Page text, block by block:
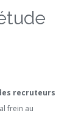
recruteurs
frein au